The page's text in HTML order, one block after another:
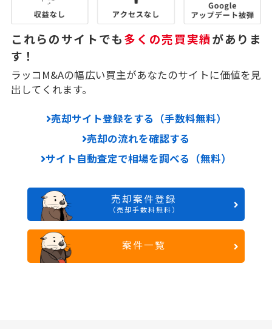
これらのサイトでも多くの売買実績がありま
す！
ラッコM&Aの幅広い買主があなたのサイトに価値を見
出してくれます。
売却サイト登録をする（手数料無料）
売却の流れを確認する
サイト自動査定で相場を調べる（無料）
売却案件登録
（売却手数料無料）
案件一覧